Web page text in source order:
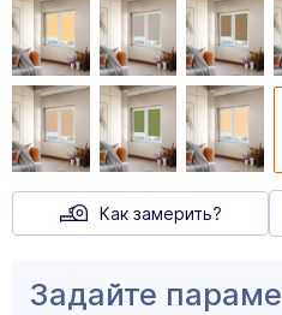
Как замерить?
Задайте